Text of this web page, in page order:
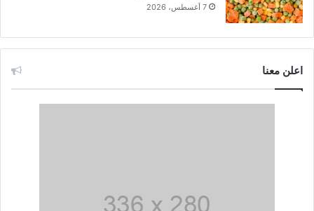
7 أغسطس، 2026
اعلن معنا